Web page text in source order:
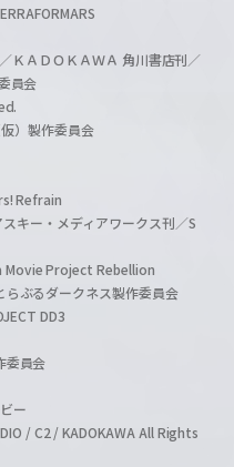
ＫＡＤＯＫＡＷＡ 角川書店刊／
員会
）製作委員会
Refrain
キー・メディアワークス刊／S
Project Rebellion
ぶるダークネス製作委員会
DD3
委員会
ー
/ C2 / KADOKAWA All Rights